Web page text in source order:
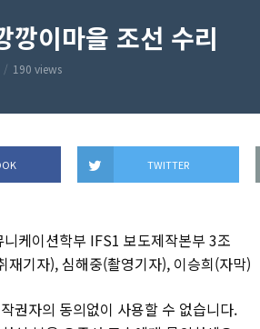
깡이마을 조선 수리
190 views
TWITTER
케이션학부 IFS1 보도제작본부 3조
재기자), 심해중(촬영기자), 이승희(자막)
권자의 동의없이 사용할 수 없습니다.